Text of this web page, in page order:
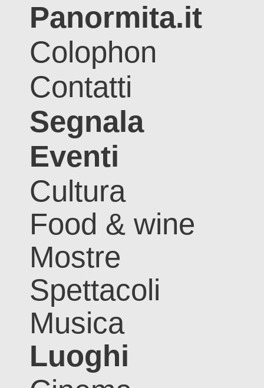
Panormita.it
Colophon
Contatti
Segnala
Eventi
Cultura
Food & wine
Mostre
Spettacoli
Musica
Luoghi